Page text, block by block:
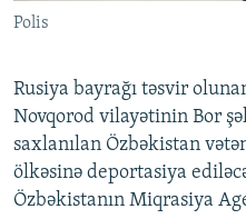
Polis
Rusiya bayrağı təsvir
Novqorod vilayətinin Bor
saxlanılan Özbəkistan
ölkəsinə deportasiya
Özbəkistanın Miqrasiya